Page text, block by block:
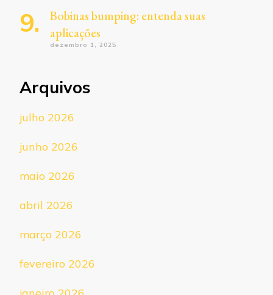
Bobinas bumping: entenda suas
aplicações
dezembro 1, 2025
Arquivos
julho 2026
junho 2026
maio 2026
abril 2026
março 2026
fevereiro 2026